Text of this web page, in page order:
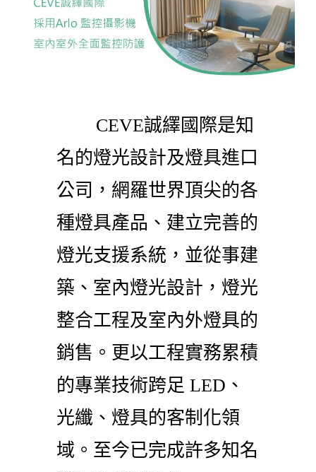
CEVE誠繹國際是知
名的燈光設計及燈具進口
公司，網羅世界頂尖的各
種燈具產品、建立完善的
燈光支援系統，並從事建
築、室內燈光設計，燈光
整合工程及室內外燈具的
銷售。更以工程實務累積
的專業技術跨足 LED、
光纖、燈具的客制化領
域。至今已完成許多知名